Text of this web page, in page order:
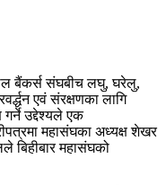
बैंकर्स संघबीच लघु, घरेलु,
एवं संरक्षणका लागि
उद्देश्यले एक
महासंघका अध्यक्ष शेखर
बिहीबार महासंघको